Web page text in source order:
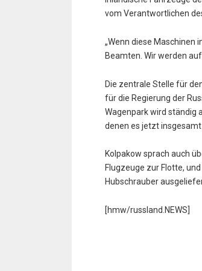
vom Verantwortlichen
„Wenn diese Maschinen
Beamten. Wir werden
Die zentrale Stelle für
für die Regierung der
Wagenpark wird ständig
denen es jetzt
Kolpakow sprach auch
Flugzeuge zur Flotte,
Hubschrauber
[hmw/russland.NEWS]